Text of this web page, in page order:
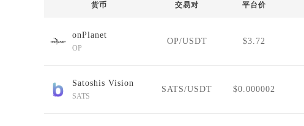
货币 交易对 平台价
onPlanet
OP
OP/USDT $3.72
Satoshis Vision
SATS
SATS/USDT $0.000002